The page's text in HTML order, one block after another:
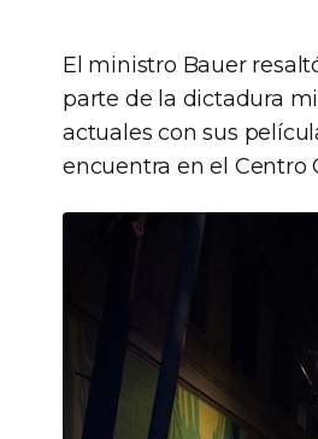
El ministro Bauer
parte de la dictadura
actuales con sus
encuentra en el Centro